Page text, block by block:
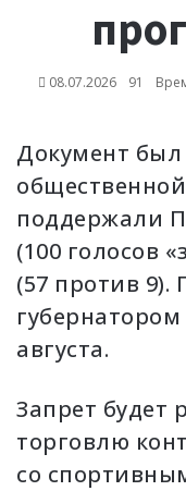
08.07.2026 91
Документ
поддержали
(100 голосов
(57 против 9).
губернатором
августа.
Запрет будет
торговлю
со